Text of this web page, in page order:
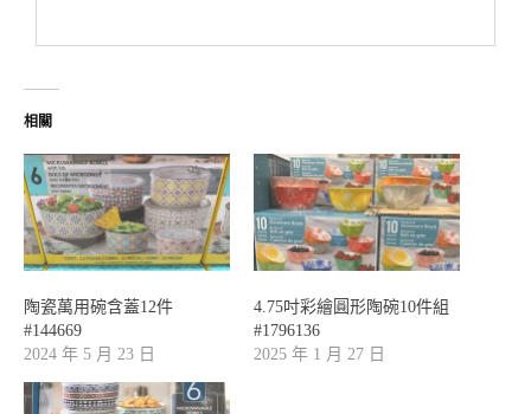
相關
陶瓷萬用碗含蓋12件
#144669
2024 年 5 月 23 日
4.75吋彩繪圓形陶碗10件組
#1796136
2025 年 1 月 27 日